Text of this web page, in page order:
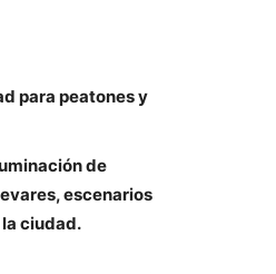
para peatones y
de
escenarios
ciudad.